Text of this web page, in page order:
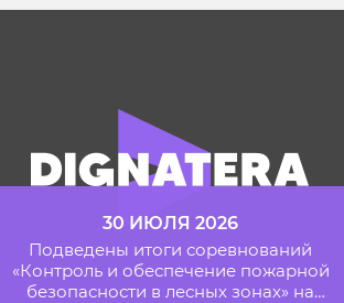
30 ИЮЛЯ 2026
Подведены итоги соревнований
«Контроль и обеспечение пожарной
безопасности в лесных зонах» на